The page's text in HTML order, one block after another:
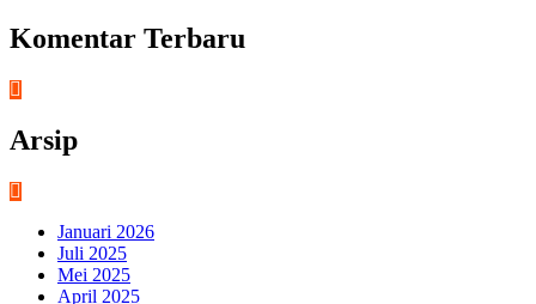
Komentar Terbaru
Arsip
Januari 2026
Juli 2025
Mei 2025
April 2025